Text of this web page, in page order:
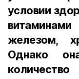
условии
железом,
Однако